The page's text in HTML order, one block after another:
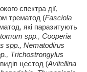
спектра дії,
трематод (Fasciola
які паразитують
spp., Соореriа
spp., Nematodirus
Тrichostrongylus
цестод (Avitellina